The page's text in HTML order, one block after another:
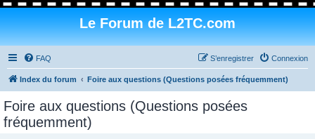
Le Forum de L2TC.com
FAQ Connexion
S’enregistrer
Index du forum Foire aux questions (Questions posées fréquemment)
Foire aux questions (Questions posées
fréquemment)